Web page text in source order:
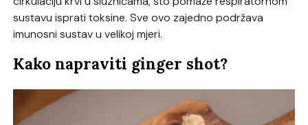
sustavu isprati toksine. Sve ovo zajedno podržava
imunosni sustav u velikoj mjeri.
Kako napraviti ginger shot?